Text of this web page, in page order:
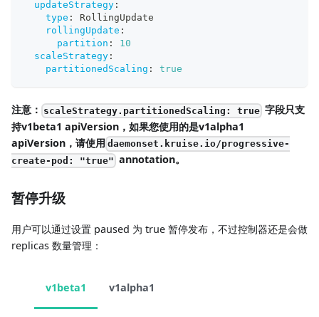
updateStrategy :
type :
RollingUpdate
rollingUpdate :
partition :
10
scaleStrategy :
partitionedScaling : true
注意： scaleStrategy.partitionedScaling: true 字段只支
持v1beta1 apiVersion，如果您使用的是v1alpha1
apiVersion，请使用 daemonset.kruise.io/progressive-
create-pod: "true" annotation。
暂停升级
用户可以通过设置 paused 为 true 暂停发布，不过控制器还是会做
replicas 数量管理：
v1beta1 v1alpha1